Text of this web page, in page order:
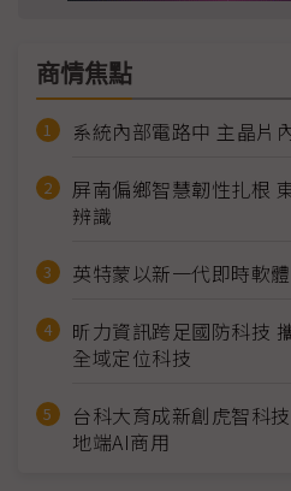
商情焦點
系統內部電路中 主晶片
屏南偏鄉智慧韌性扎根
辨識
英特蒙以新一代即時軟
昕力資訊跨足國防科技
全域定位科技
台科大育成新創虎智科
地端AI商用